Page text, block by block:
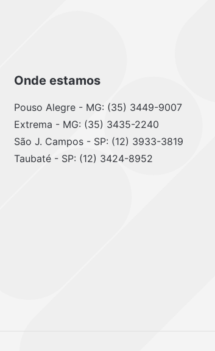
Onde estamos
Pouso Alegre - MG: (35) 3449-9007
Extrema - MG: (35) 3435-2240
São J. Campos - SP: (12) 3933-3819
Taubaté - SP: (12) 3424-8952